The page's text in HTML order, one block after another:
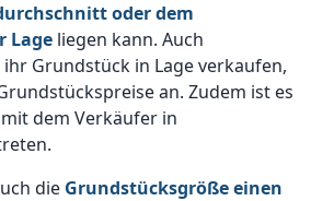
oder dem
Lage liegen kann. Auch
Grundstück in Lage verkaufen,
an. Zudem ist es
dem Verkäufer in
die Grundstücksgröße einen